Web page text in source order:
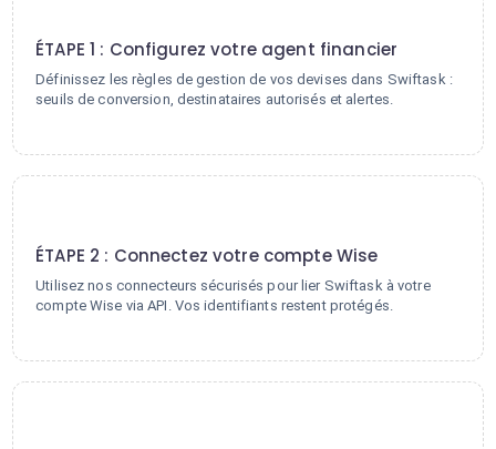
ÉTAPE 1 : Configurez votre agent financier
Définissez les règles de gestion de vos devises dans Swiftask :
seuils de conversion, destinataires autorisés et alertes.
ÉTAPE 2 : Connectez votre compte Wise
Utilisez nos connecteurs sécurisés pour lier Swiftask à votre
compte Wise via API. Vos identifiants restent protégés.